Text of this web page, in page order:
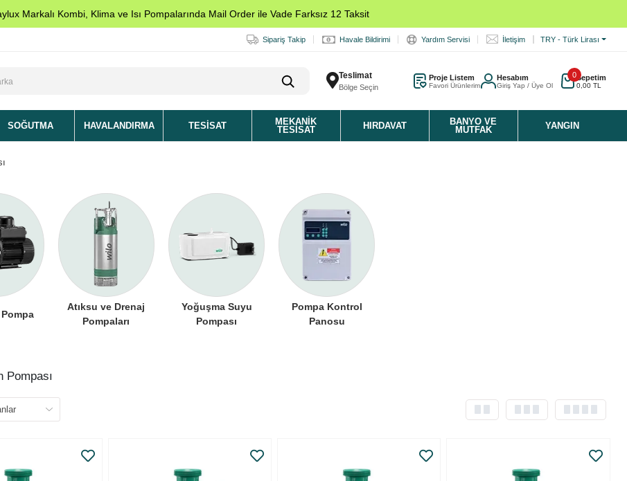
Markalı Kombi, Klima ve Isı Pompalarında Mail Order ile Vade Farksız 12 Taksit
Sipariş Takip Havale Bildirimi Yardım Servisi İletişim TRY - Türk Lirası
Teslimat
Bölge Seçin
Proje Listem
Favori Ürünlerim
Hesabım
Giriş Yap / Üye Ol
0Sepetim
0,00 TL
SOĞUTMA HAVALANDIRMA TESISAT
MEKANIK
TESISAT
HIRDAVAT
BANYO VE
MUTFAK
YANGIN
Atıksu ve Drenaj
Pompaları
Yoğuşma Suyu
Pompası
Pompa Kontrol
Panosu
Pompası